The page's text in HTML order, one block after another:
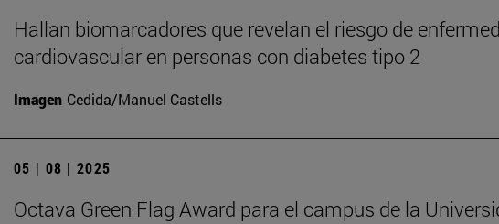
Hallan biomarcadores que revelan el riesgo de
cardiovascular en personas con diabetes tipo 2
Imagen Cedida/Manuel Castells
05 | 08 | 2025
Octava Green Flag Award para el campus de la